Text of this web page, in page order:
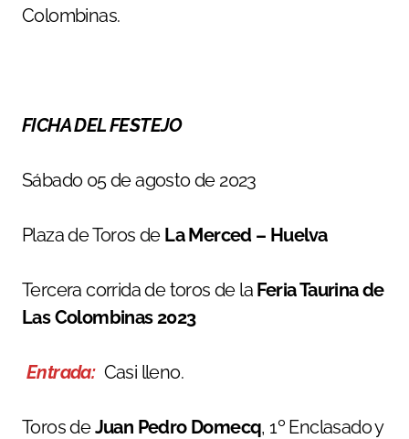
Colombinas.
FICHA DEL FESTEJO
Sábado 05 de agosto de 2023
Plaza de Toros de La Merced – Huelva
Tercera corrida de toros de la Feria Taurina de
Las Colombinas 2023
Entrada: Casi lleno.
Toros deJuan Pedro Domecq, 1º Enclasado y